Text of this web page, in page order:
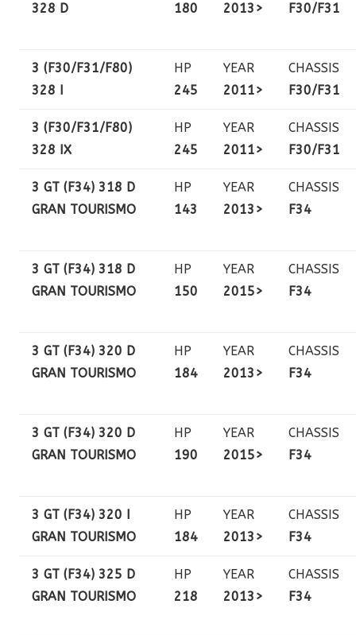
328 D
180
2013>
F30/F31
3 (F30/F31/F80)
328 I
HP
245
YEAR
2011>
CHASSIS
F30/F31
3 (F30/F31/F80)
328 IX
HP
245
YEAR
2011>
CHASSIS
F30/F31
3 GT (F34) 318 D
GRAN TOURISMO
HP
143
YEAR
2013>
CHASSIS
F34
3 GT (F34) 318 D
GRAN TOURISMO
HP
150
YEAR
2015>
CHASSIS
F34
3 GT (F34) 320 D
GRAN TOURISMO
HP
184
YEAR
2013>
CHASSIS
F34
3 GT (F34) 320 D
GRAN TOURISMO
HP
190
YEAR
2015>
CHASSIS
F34
3 GT (F34) 320 I
GRAN TOURISMO
HP
184
YEAR
2013>
CHASSIS
F34
3 GT (F34) 325 D
GRAN TOURISMO
HP
218
YEAR
2013>
CHASSIS
F34